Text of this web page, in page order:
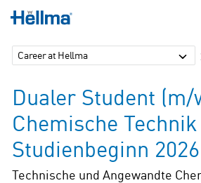
Career at Hellma
Dualer Student (m/
Chemische
Studienbeginn 2026
Technische und Angewandte